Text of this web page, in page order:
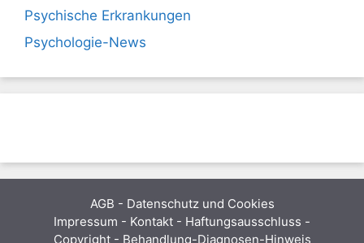
Psychische Erkrankungen
Psychologie-News
AGB - Datenschutz und Cookies
Impressum - Kontakt - Haftungsausschluss -
Copyright - Behandlung-Diagnosen-Hinweis